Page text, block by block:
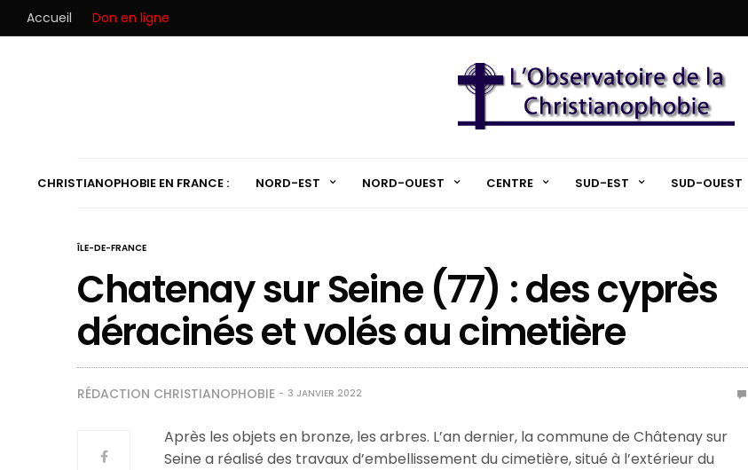
Accueil Don en ligne
CHRISTIANOPHOBIE EN FRANCE : NORD-EST NORD-OUEST CENTRE SUD-EST SUD-OUEST
ÎLE-DE-FRANCE
Chatenay sur Seine (77) : des cyprès
déracinés et volés au cimetière
RÉDACTION CHRISTIANOPHOBIE 3 JANVIER 2022
Après les objets en bronze, les arbres. L’an dernier, la commune de Châtenay sur
Seine a réalisé des travaux d’embellissement du cimetière, situé à l’extérieur du